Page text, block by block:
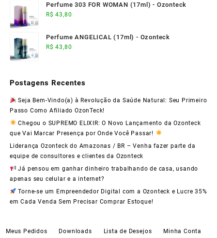
Perfume 303 FOR WOMAN (17ml) - Ozonteck
R$ 43,80
Perfume ANGELICAL (17ml) - Ozonteck
R$ 43,80
Postagens Recentes
Seja Bem-Vindo(a) à Revolução da Saúde Natural: Seu Primeiro
Passo Como Afiliado OzonTeck!
Chegou o SUPREMO ELIXIR: O Novo Lançamento da Ozonteck
que Vai Marcar Presença por Onde Você Passar!
Liderança Ozonteck do Amazonas / BR – Venha fazer parte da
equipe de consultores e clientes da Ozonteck
Já pensou em ganhar dinheiro trabalhando de casa, usando
apenas seu celular e a internet?
Torne-se um Empreendedor Digital com a Ozonteck e Lucre 35%
em Cada Venda Sem Precisar Comprar Estoque!
Meus Pedidos Downloads Lista de Desejos Minha Conta